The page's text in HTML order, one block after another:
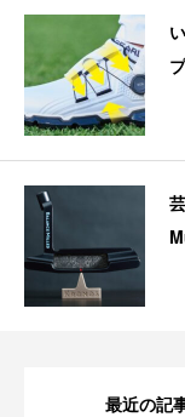
最近の記